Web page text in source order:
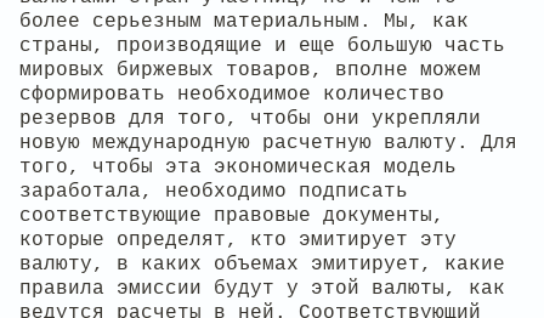
более серьезным материальным. Мы, как
страны, производящие и еще большую часть
мировых биржевых товаров, вполне можем
сформировать необходимое количество
резервов для того, чтобы они укрепляли
новую международную расчетную валюту. Для
того, чтобы эта экономическая модель
заработала, необходимо подписать
соответствующие правовые документы,
которые определят, кто эмитирует эту
валюту, в каких объемах эмитирует, какие
правила эмиссии будут у этой валюты, как
ведутся расчеты в ней. Соответствующий